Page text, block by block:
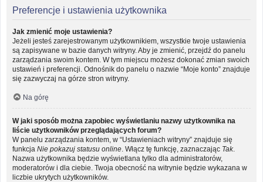
Preferencje i ustawienia użytkownika
Jak zmienić moje ustawienia?
Jeżeli jesteś zarejestrowanym użytkownikiem, wszystkie twoje ustawienia
są zapisywane w bazie danych witryny. Aby je zmienić, przejdź do panelu
zarządzania swoim kontem. W tym miejscu możesz dokonać zmian swoich
ustawień i preferencji. Odnośnik do panelu o nazwie “Moje konto” znajduje
się zazwyczaj na górze stron witryny.
Na górę
W jaki sposób można zapobiec wyświetlaniu nazwy użytkownika na
liście użytkowników przeglądających forum?
W panelu zarządzania kontem, w “Ustawieniach witryny” znajduje się
funkcja Nie pokazuj statusu online . Włącz tę funkcję, zaznaczając Tak.
Nazwa użytkownika będzie wyświetlana tylko dla administratorów,
moderatorów i dla ciebie. Twoja obecność na witrynie będzie wykazana w
liczbie ukrytych użytkowników.